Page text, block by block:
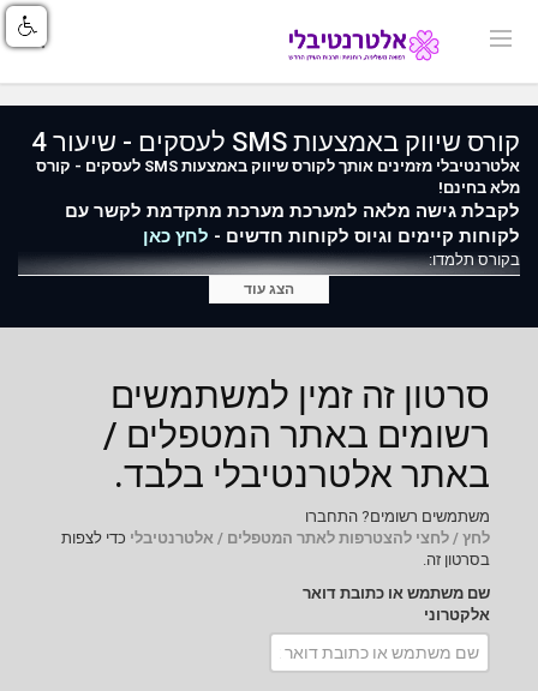
קורס שיווק באמצעות SMS לעסקים - שיעור 4
אלטרנטיבלי מזמינים אותך לקורס שיווק באמצעות SMS לעסקים - קורס
מלא בחינם!
לקבלת גישה מלאה למערכת מערכת מתקדמת לקשר עם
לקוחות קיימים וגיוס לקוחות חדשים - לחץ כאן
בקורס תלמדו:
איך מנהלים את רשימת תפוצה בקלות
הצג עוד
סרטון זה זמין למשתמשים
רשומים באתר המטפלים /
באתר אלטרנטיבלי בלבד.
משתמשים רשומים? התחברו
לחץ / לחצי להצטרפות לאתר המטפלים / אלטרנטיבלי כדי לצפות
בסרטון זה.
שם משתמש או כתובת דואר
אלקטרוני